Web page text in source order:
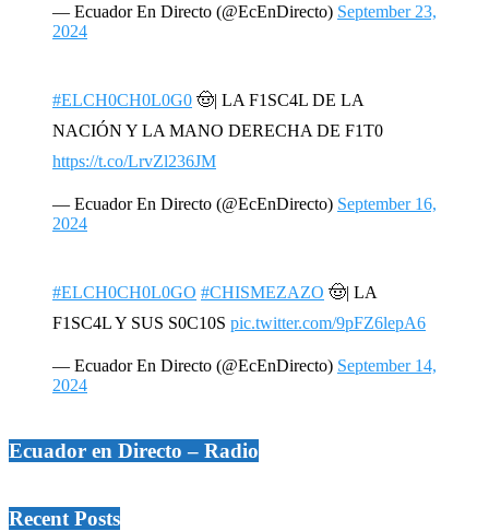
— Ecuador En Directo (@EcEnDirecto) September 23,
2024
#ELCH0CH0L0G0 🤠| LA F1SC4L DE LA
NACIÓN Y LA MANO DERECHA DE F1T0
https://t.co/LrvZl236JM
— Ecuador En Directo (@EcEnDirecto) September 16,
2024
#ELCH0CH0L0GO #CHISMEZAZO 🤠| LA
F1SC4L Y SUS S0C10S pic.twitter.com/9pFZ6lepA6
— Ecuador En Directo (@EcEnDirecto) September 14,
2024
Ecuador en Directo – Radio
Recent Posts